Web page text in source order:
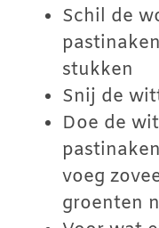
Schil de
stukken
Snij de
Doe de
voeg
groenten